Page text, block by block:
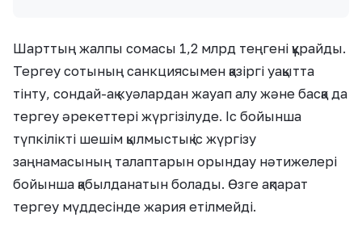
Шарттың жалпы сомасы 1,2 млрд теңгені құрайды.
Тергеу сотының санкциясымен қазіргі уақытта
тінту, сондай-ақ куәлардан жауап алу және басқа да
тергеу әрекеттері жүргізілуде. Іс бойынша
түпкілікті шешім қылмыстық іс жүргізу
заңнамасының талаптарын орындау нәтижелері
бойынша қабылданатын болады. Өзге ақпарат
тергеу мүддесінде жария етілмейді.